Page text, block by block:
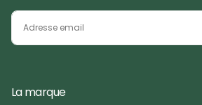
EMAIL
La marque